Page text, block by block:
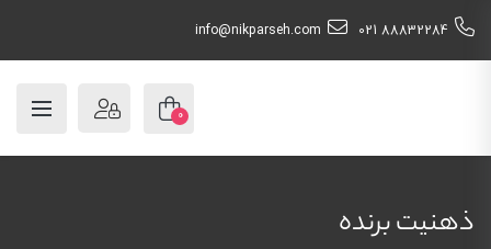
88832284 021
info@nikparseh.com
0
ذهنیت برنده